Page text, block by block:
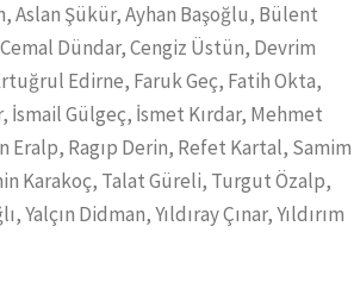
Aslan Şükür, Ayhan Başoğlu, Bülent
Dündar, Cengiz Üstün, Devrim
Edirne, Faruk Geç, Fatih Okta,
İsmail Gülgeç, İsmet Kırdar, Mehmet
Eralp, Ragıp Derin, Refet Kartal, Samim
Karakoç, Talat Güreli, Turgut Özalp,
Didman, Yıldıray Çınar, Yıldırım